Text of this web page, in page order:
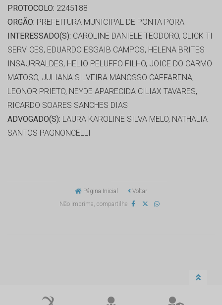
PROTOCOLO: 2245188
ORGÃO: PREFEITURA MUNICIPAL DE PONTA PORA
INTERESSADO(S): CAROLINE DANIELE TEODORO, CLICK TI
SERVICES, EDUARDO ESGAIB CAMPOS, HELENA BRITES
INSAURRALDES, HELIO PELUFFO FILHO, JOICE DO CARMO
MATOSO, JULIANA SILVEIRA MANOSSO CAFFARENA,
LEONOR PRIETO, NEYDE APARECIDA CILIAX TAVARES,
RICARDO SOARES SANCHES DIAS
ADVOGADO(S): LAURA KAROLINE SILVA MELO, NATHALIA
SANTOS PAGNONCELLI
Página Inicial
Voltar
Não imprima, compartilhe